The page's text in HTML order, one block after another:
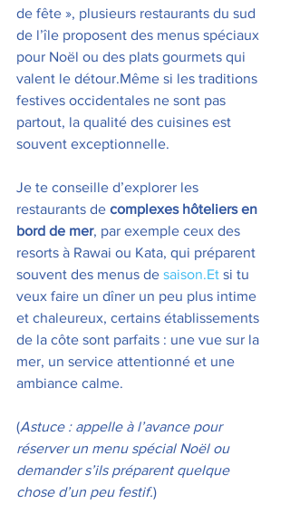
de fête », plusieurs restaurants du sud
de l’île proposent des menus spéciaux
pour Noël ou des plats gourmets qui
valent le détour.Même si les traditions
festives occidentales ne sont pas
partout, la qualité des cuisines est
souvent exceptionnelle.
Je te conseille d’explorer les
restaurants de complexes hôteliers en
bord de mer, par exemple ceux des
resorts à Rawai ou Kata, qui préparent
souvent des menus de saison.Et si tu
veux faire un dîner un peu plus intime
et chaleureux, certains établissements
de la côte sont parfaits : une vue sur la
mer, un service attentionné et une
ambiance calme.
(Astuce : appelle à l’avance pour
réserver un menu spécial Noël ou
demander s’ils préparent quelque
chose d’un peu festif.)